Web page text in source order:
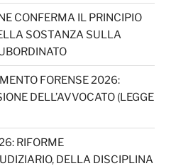
CONFERMA IL PRINCIPIO
SOSTANZA SULLA
FORENSE 2026:
DELL’AVVOCATO (LEGGE
RIFORME
DELLA DISCIPLINA